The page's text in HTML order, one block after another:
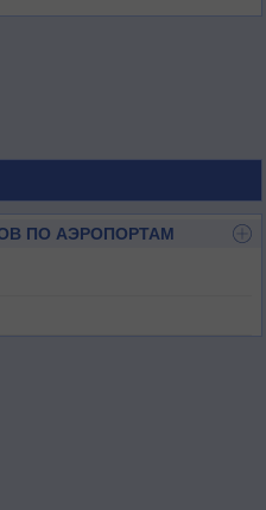
ПО АЭРОПОРТАМ